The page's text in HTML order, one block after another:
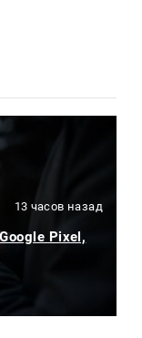
13 часов назад
Pixel,